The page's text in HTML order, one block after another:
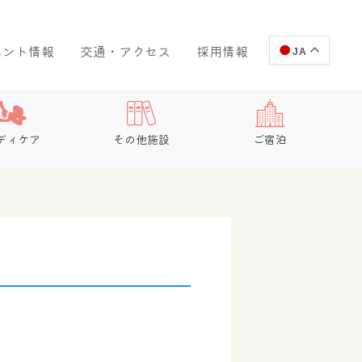
ト情報 交通・アクセス 採用情報 JA
ィケア その他施設 ご宿泊